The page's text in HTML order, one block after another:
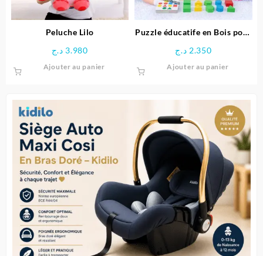
sur
la
page
Peluche Lilo
3.980 د.ج
Ajouter au panier
Puzzle éducatife en Bois pour
2.350 د.ج
Ajouter au panier